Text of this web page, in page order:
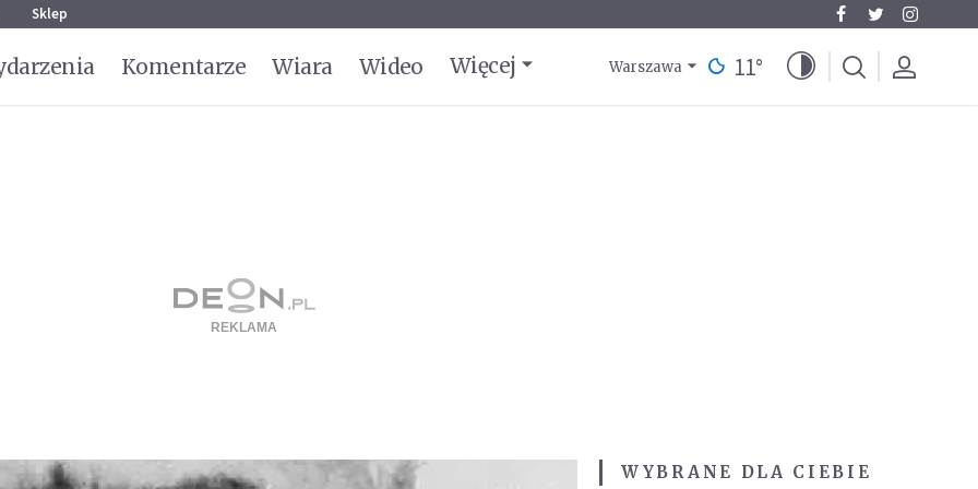
Sklep
Komentarze Wiara Wideo Więcej Warszawa 11°
WYBRANE DLA CIEBIE